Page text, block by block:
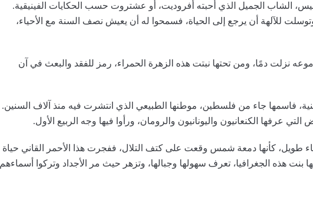
الشاب الجميل الذي أحبته أفروديت، أو عشتروت حسب الحكايات الفينيقية.
للآلهة أن يرجع إلى الحياة، فسمحوا له أن يعيش نصف السنة مع الأحياء،
نزلت دمًا، ومن تحتها نبتت هذه الزهرة الحمراء، رمز للفقد والبعث في آن
فاسمها جاء من فلسطين، موطنها الطبيعي الذي انتشرت فيه منذ آلاف السنين.
عرفها الكنعانيون واليونانيون والرومان، ورأوا فيها وجه الربيع الأول.
طويل، كأنها دمعة شمس وقعت على كتف التلال، ففجرت هذا الأحمر القاني حياة
بنت هذه الجغرافيا، تعرف سهولها وجبالها، وتزهر حيث مر الأجداد وتركوا أسماءهم